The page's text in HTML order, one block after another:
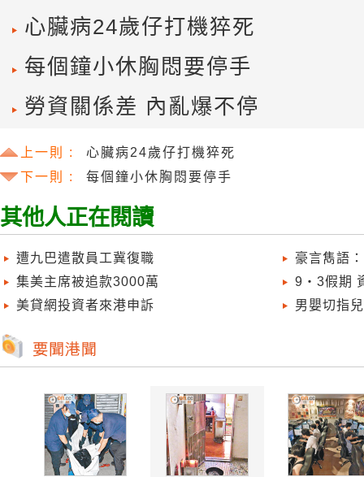
心臟病24歲仔打機猝死
每個鐘小休胸悶要停手
勞資關係差 內亂爆不停
上一則 :
心臟病24歲仔打機猝死
下一則 :
每個鐘小休胸悶要停手
其他人正在閱讀
遭九巴遣散員工冀復職
集美主席被追款3000萬
美貸網投資者來港申訴
豪言雋語
9‧3假期
男嬰切指